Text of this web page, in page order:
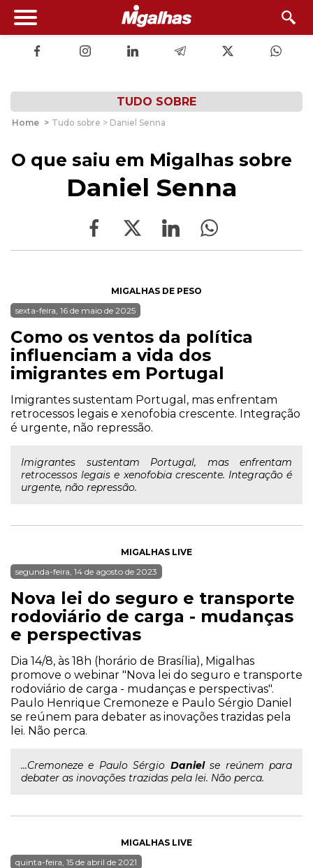
TUDO SOBRE
Home > Tudo sobre > Daniel Senna
O que saiu em Migalhas sobre
Daniel Senna
MIGALHAS DE PESO
sexta-feira, 16 de maio de 2025
Como os ventos da política
influenciam a vida dos
imigrantes em Portugal
Imigrantes sustentam Portugal, mas enfrentam
retrocessos legais e xenofobia crescente. Integração
é urgente, não repressão.
Imigrantes sustentam Portugal, mas enfrentam
retrocessos legais e xenofobia crescente. Integração é
urgente, não repressão.
MIGALHAS LIVE
segunda-feira, 14 de agosto de 2023
Nova lei do seguro e transporte
rodoviário de carga - mudanças
e perspectivas
Dia 14/8, às 18h (horário de Brasília), Migalhas
promove o webinar "Nova lei do seguro e transporte
rodoviário de carga - mudanças e perspectivas".
Paulo Henrique Cremoneze e Paulo Sérgio Daniel
se reúnem para debater as inovações trazidas pela
lei. Não perca.
...Cremoneze e Paulo Sérgio Danielse reúnem para
debater as inovações trazidas pela lei. Não perca.
MIGALHAS LIVE
quinta-feira, 15 de abril de 2021